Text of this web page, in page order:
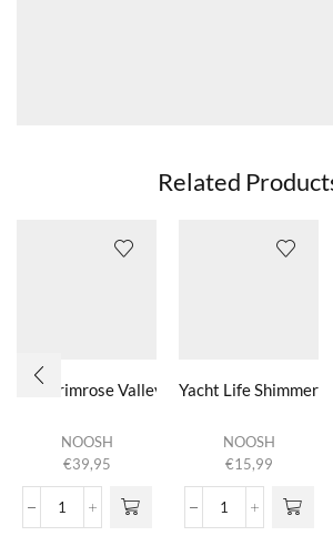
Related
The Primrose Valley collection
NOOSH
€39,95
The Primrose Valley collection
Yacht Life Shimmer Oil
NOOSH
€15,99
Yacht Life